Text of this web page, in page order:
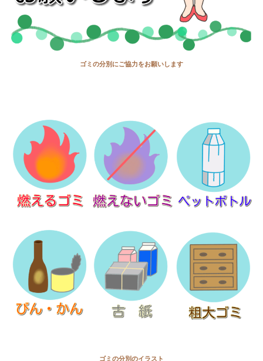
ゴミの分別にご協力をお願いします
ゴミの分別のイラスト